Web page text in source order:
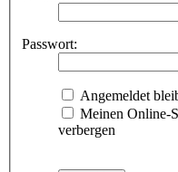
Passwort:
Angemeldet
Meinen Online-
verbergen